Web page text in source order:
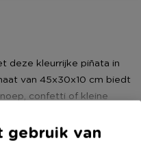
gebruik van
deze kleurrijke piñata in
van 45x30x10 cm biedt
confetti of kleine